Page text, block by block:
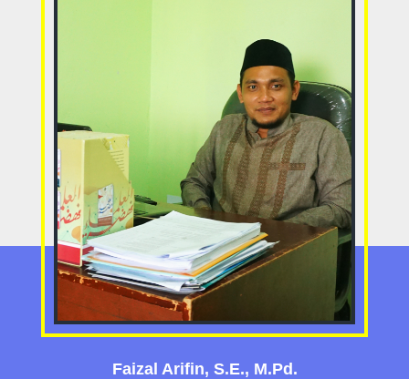
Faizal Arifin, S.E., M.Pd.